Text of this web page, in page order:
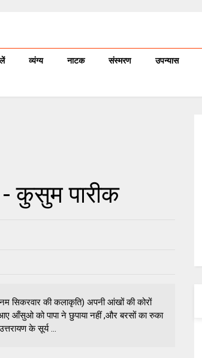
व्यंग्य नाटक संस्मरण उपन्यास
कुसुम पारीक
सिकरवार की कलाकृति) अपनी आंखों की कोरों
आँसुओ को पापा ने छुपाया नहीं ,और बरसों का रुका
के सूर्य ...